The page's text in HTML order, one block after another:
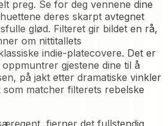
preg. Se for deg vennene dine
deres skarpt avtegnet
glød. Filteret gir bildet en rå,
om nittitallets
indie-platecovere. Det er
gjestene dine til å
på jakt etter dramatiske vinkler
matcher filterets rebelske